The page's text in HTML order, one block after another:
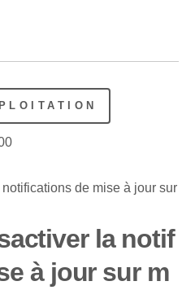
la notif
à jour sur m